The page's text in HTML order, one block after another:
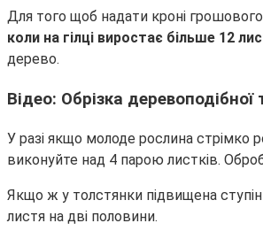
Для того щоб надати кроні грошового
коли на гілці виростає більше 12
дерево.
Відео: Обрізка деревоподібної
У разі якщо молоде рослина стрімко
виконуйте над 4 парою листків.
Якщо ж у толстянки підвищена
листя на дві половини.